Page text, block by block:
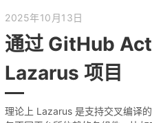
2025年10月13日
通过 GitHub
Lazarus 项目
理论上 Lazarus 是支持交叉编译